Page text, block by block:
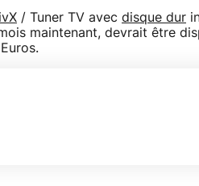
/ Tuner TV avec disque dur
maintenant, devrait être